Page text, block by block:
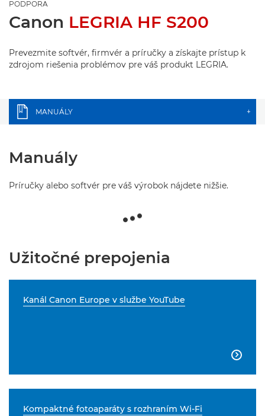
PODPORA
Canon LEGRIA HF S200
Prevezmite softvér, firmvér a príručky a získajte prístup k
zdrojom riešenia problémov pre váš produkt LEGRIA.
MANUÁLY +
Manuály
Príručky alebo softvér pre váš výrobok nájdete nižšie.
Užitočné prepojenia
Kanál Canon Europe v službe YouTube

Kompaktné fotoaparáty s rozhraním Wi-Fi